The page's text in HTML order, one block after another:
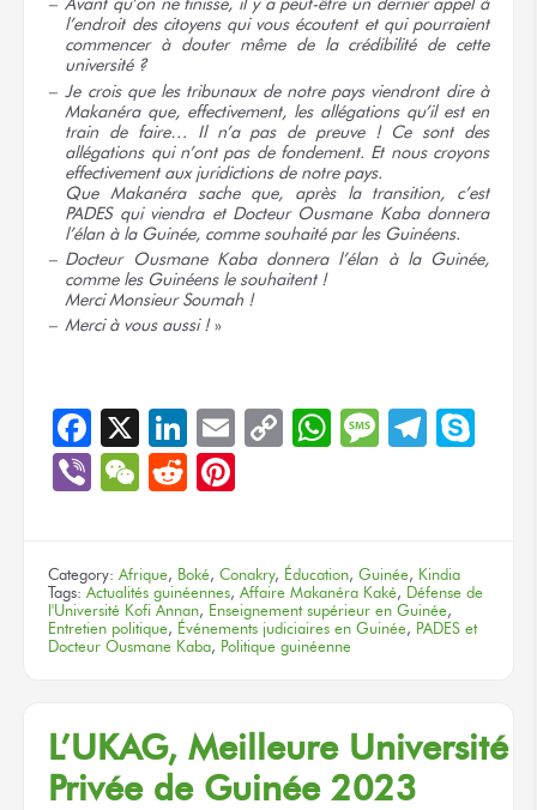
l’endroit des citoyens qui vous écoutent et qui pourraient
commencer à douter même de la crédibilité de cette
université ?
Je crois que les tribunaux de notre pays viendront dire à
Makanéra que, effectivement, les allégations qu’il est en
train de faire… Il n’a pas de preuve ! Ce sont des
allégations qui n’ont pas de fondement. Et nous croyons
effectivement aux juridictions de notre pays.
Que Makanéra sache que, après la transition, c’est
PADES qui viendra et Docteur Ousmane Kaba donnera
l’élan à la Guinée, comme souhaité par les Guinéens.
Docteur Ousmane Kaba donnera l’élan à la Guinée,
comme les Guinéens le souhaitent !
Merci MonsieurSoumah !
Merci à vous aussi !»
Facebook
X LinkedIn
EmailCopyWhatsApp
Message
ViberWeChat
Reddit
Category: Afrique, Boké, Conakry, Éducation, Guinée, Kindia
Tags: Actualités guinéennes, Affaire Makanéra Kaké, Défense de
l'Université Kofi Annan, Enseignement supérieur en Guinée,
Entretien politique, Événements judiciaires en Guinée, PADES et
Docteur Ousmane Kaba, Politique guinéenne
L’UKAG, Meilleure Université
Privée de Guinée 2023